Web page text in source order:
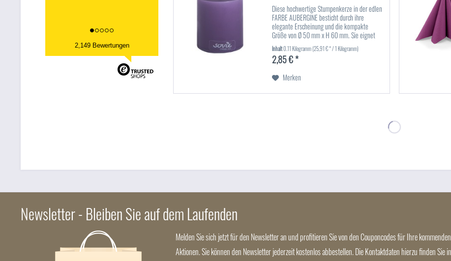
2,149 Bewertungen
Diese hochwertige Stumpenkerze in der edlen
FARBE AUBERGINE besticht durch ihre
elegante Erscheinung und die kompakte
Größe von Ø 50 mm x H 60 mm. Sie eignet
sich ideal für Tischdekorationen,
Adventskränze oder stimmungsvolle Akzente
im...
Inhalt0.11 Kilogramm(25,91 € * / 1 Kilogramm)
2,85 € *
Merken
Newsletter - Bleiben Sie auf dem Laufenden
Melden Sie sich jetzt für den Newsletter an und profitieren Sie von den Couponcodes für Ihre
Aktionen. Sie können den Newsletter jederzeit kostenlos abbestellen. Die Kontaktdaten hierzu finden Sie